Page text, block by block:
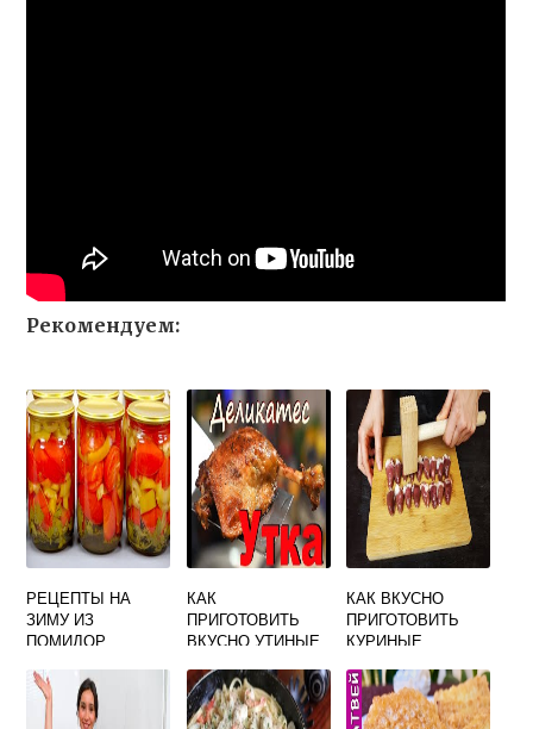
Рекомендуем:
РЕЦЕПТЫ НА
ЗИМУ ИЗ
ПОМИДОР
ВКУСНЫЕ
КАК
ПРИГОТОВИТЬ
ВКУСНО УТИНЫЕ
КАК ВКУСНО
ПРИГОТОВИТЬ
КУРИНЫЕ
КАПУСТОЙ